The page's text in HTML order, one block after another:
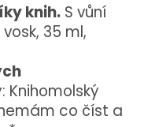
knih. S vůní
35 ml,
Knihomolský
co číst a